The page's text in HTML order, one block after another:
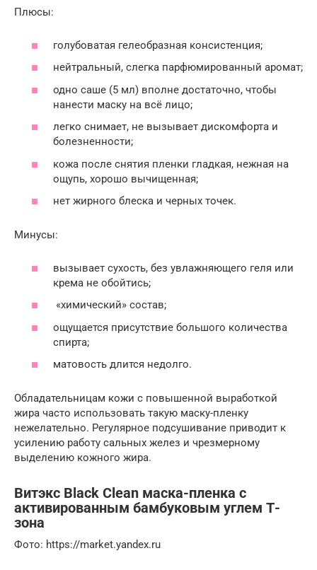
Плюсы:
голубоватая гелеобразная консистенция;
нейтральный, слегка парфюмированный аромат;
одно саше (5 мл) вполне достаточно, чтобы
нанести маску на всё лицо;
легко снимает, не вызывает дискомфорта и
болезненности;
кожа после снятия пленки гладкая, нежная на
ощупь, хорошо вычищенная;
нет жирного блеска и черных точек.
Минусы:
вызывает сухость, без увлажняющего геля или
крема не обойтись;
«химический» состав;
ощущается присутствие большого количества
спирта;
матовость длится недолго.
Обладательницам кожи с повышенной выработкой
жира часто использовать такую маску-пленку
нежелательно. Регулярное подсушивание приводит к
усилению работу сальных желез и чрезмерному
выделению кожного жира.
Витэкс Black Clean маска-пленка с
активированным бамбуковым углем Т-
зона
Фото: https://market.yandex.ru